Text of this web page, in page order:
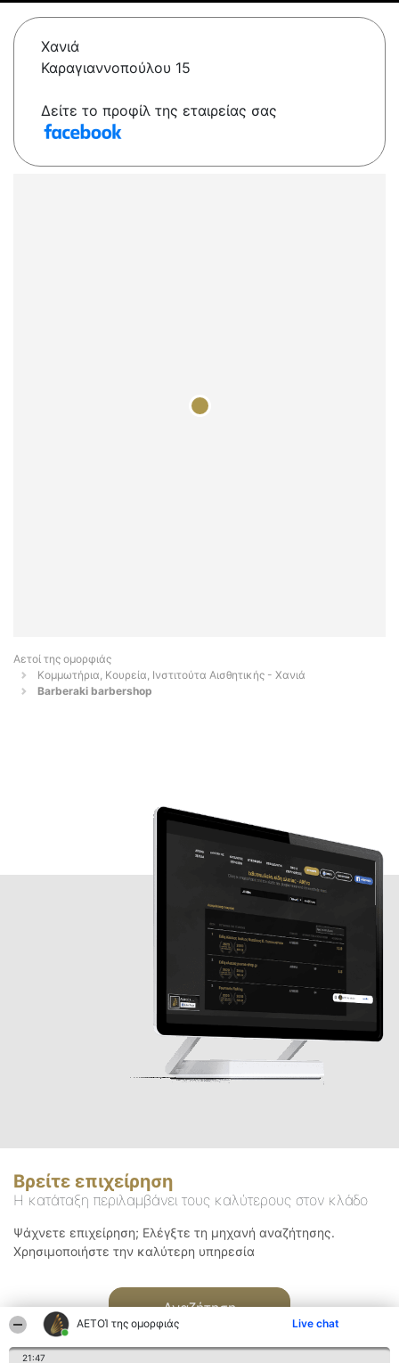
ΑΕΤΟΊ της ομορφιάς Live chat
21:47
Χανιά
Καραγιαννοπούλου 15
Δείτε το προφίλ της εταιρείας σας
Αετοί της ομορφιάς
Κομμωτήρια, Κουρεία, Ινστιτούτα Αισθητικής - Χανιά
Barberaki barbershop
Βρείτε επιχείρηση
Η κατάταξη περιλαμβάνει τους καλύτερους στον κλάδο
Ψάχνετε επιχείρηση; Ελέγξτε τη μηχανή αναζήτησης.
Χρησιμοποιήστε την καλύτερη υπηρεσία
Αναζήτηση